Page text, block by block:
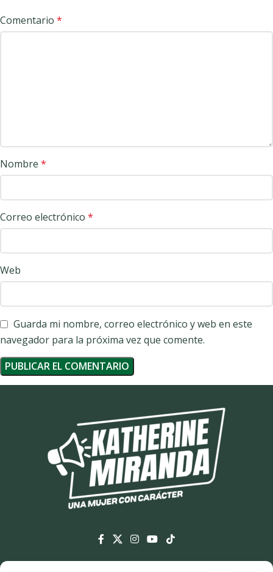
Comentario *
Nombre *
Correo electrónico *
Web
Guarda mi nombre, correo electrónico y web en este
navegador para la próxima vez que comente.